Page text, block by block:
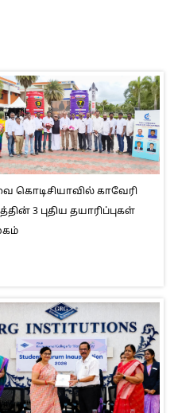
கொடிசியாவில் காவேரி
3 புதிய தயாரிப்புகள்